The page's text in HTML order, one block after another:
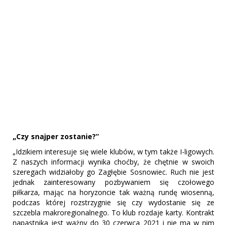
„Czy snajper zostanie?”
„Idzikiem interesuje się wiele klubów, w tym także I-ligowych.
Z naszych informacji wynika choćby, że chętnie w swoich
szeregach widziałoby go Zagłębie Sosnowiec. Ruch nie jest
jednak zainteresowany pozbywaniem się czołowego
piłkarza, mając na horyzoncie tak ważną rundę wiosenną,
podczas której rozstrzygnie się czy wydostanie się ze
szczebla makroregionalnego. To klub rozdaje karty. Kontrakt
napastnika jest ważny do 30 czerwca 2021 i nie ma w nim